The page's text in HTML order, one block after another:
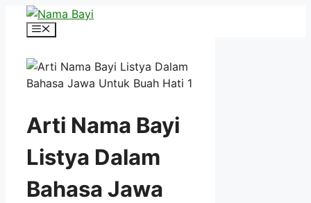
Langsung
Menu
Arti Nama Bayi
Listya Dalam
Bahasa Jawa